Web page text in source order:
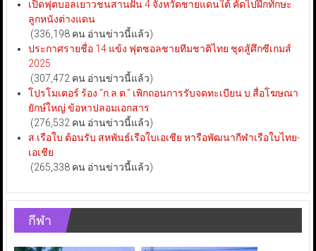
เปิดฟุตบอลเยาวชนสานฝัน 4 จังหวัดชายแดนใต้ คัดไปฝึกทักษะ
ลูกหนังต่างแดน
(336,198 คน อ่านข่าวนี้แล้ว)
ประกาศรายชื่อ 14 แข้ง ฟุตซอลชายทีมชาติไทย ชุดสู้ศึกซีเกมส์
2025
(307,472 คน อ่านข่าวนี้แล้ว)
โปรโมเตอร์ ร้อง “ก.ล.ต.” เพิกถอนการรับจดทะเบียน บ.สื่อโฆษณา
ยักษ์ใหญ่ ข้อหาปลอมเอกสาร
(276,532 คน อ่านข่าวนี้แล้ว)
ส.เรือใบ ต้อนรับ สหพันธ์เรือใบเอเชีย หารือพัฒนากีฬาเรือใบไทย-
เอเชีย
(265,338 คน อ่านข่าวนี้แล้ว)
กีฬา